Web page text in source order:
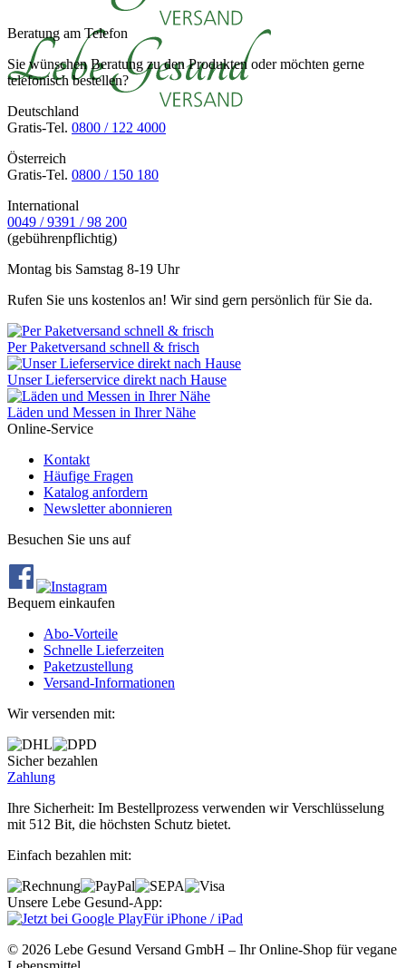
Beratung am Telefon
Sie wünschen Beratung zu den Produkten oder möchten gerne
telefonisch bestellen?
Deutschland
Gratis-Tel. 0800 / 122 4000
Österreich
Gratis-Tel. 0800 / 150 180
International
0049 / 9391 / 98 200
(gebührenpflichtig)
Montag bis Samstag 8-19 Uhr
Rufen Sie uns kostenlos an! Wir sind gern persönlich für Sie da.
Per Paketversand schnell & frisch
Unser Lieferservice direkt nach Hause
Läden und Messen in Ihrer Nähe
Online-Service
Kontakt
Häufige Fragen
Katalog anfordern
Newsletter abonnieren
Besuchen Sie uns auf
Bequem einkaufen
Abo‐Vorteile
Schnelle Lieferzeiten
Paketzustellung
Versand‐Informationen
Wir versenden mit:
Sicher bezahlen
Zahlung
Ihre Sicherheit: Im Bestellprozess verwenden wir Verschlüsselung
mit 512 Bit, die höchsten Schutz bietet.
Einfach bezahlen mit:
Unsere Lebe Gesund-App:
Für iPhone / iPad
© 2026 Lebe Gesund Versand GmbH – Ihr Online‐Shop für vegane